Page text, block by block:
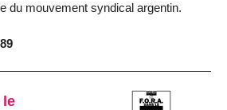
du mouvement syndical argentin.
le